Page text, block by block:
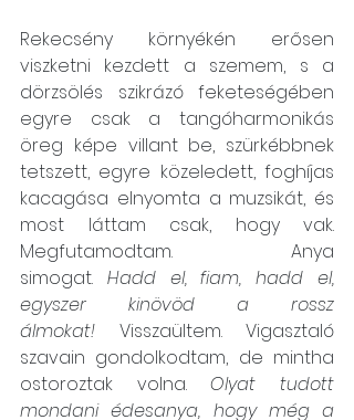
Rekecsény környékén erősen
viszketni kezdett a szemem, s a
dörzsölés szikrázó feketeségében
egyre csak a tangóharmonikás
öreg képe villant be, szürkébbnek
tetszett, egyre közeledett, foghíjas
kacagása elnyomta a muzsikát, és
most láttam csak, hogy vak.
Megfutamodtam. Anya
simogat. Hadd el, fiam, hadd el,
egyszer kinövöd a rossz
álmokat! Visszaültem. Vigasztaló
szavain gondolkodtam, de mintha
ostoroztak volna. Olyat tudott
mondani édesanya, hogy még a